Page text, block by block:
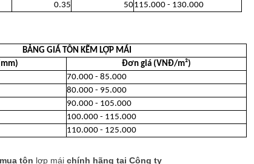
0.35 50115.000 - 130.000
BẢNG GIÁ TÔN KẼM LỢP MÁI
Đơn giá (VNĐ/m²)
70.000 - 85.000
80.000 - 95.000
90.000 - 105.000
100.000 - 115.000
110.000 - 125.000
tôn lợp mái chính hãng tại Công ty